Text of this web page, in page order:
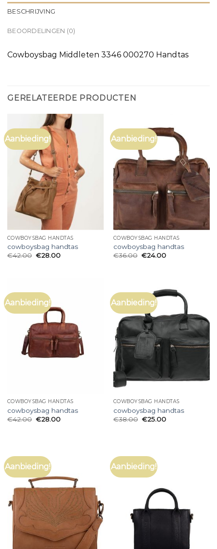
BESCHRIJVING
BEOORDELINGEN (0)
Cowboysbag Middleten 3346 000270 Handtas
GERELATEERDE PRODUCTEN
Aanbieding!
COWBOYSBAG HANDTAS
cowboysbag handtas
€42.00 €28.00
Aanbieding!
COWBOYSBAG HANDTAS
cowboysbag handtas
€36.00 €24.00
Aanbieding!
COWBOYSBAG HANDTAS
cowboysbag handtas
€42.00 €28.00
Aanbieding!
COWBOYSBAG HANDTAS
cowboysbag handtas
€38.00 €25.00
Aanbieding! Aanbieding!